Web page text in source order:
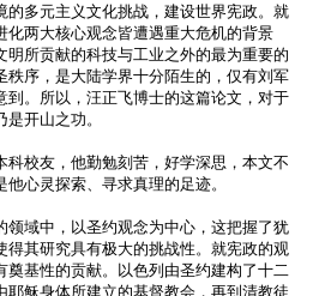
多元主义文化挑战， 建设世界宪政。就
化两大核心观念皆遭遇重大危机的背景
明所贡献的科技与工业之外的最为重要的
序，是大陆学界十分陌生的， 仅有刘军
。所以， 汪正飞博士的这篇论文，对于
是开山之功。
校友，他勤勉刻苦，好学深思， 本文不
心灵探索、寻求真理的足迹。
域中，以圣约观念为中心， 这把握了犹
得其研究具有极大的挑战性。就宪政的观
基性的贡献。
以色列由圣约建构了十二
耶稣身体所建立的基督教会， 再到清教徒